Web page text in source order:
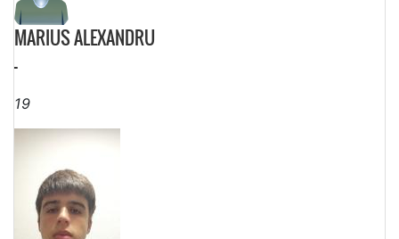
MARIUS ALEXANDRU
-
19